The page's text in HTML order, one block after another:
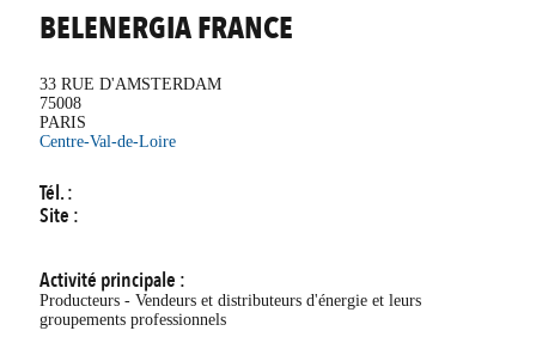
BELENERGIA FRANCE
33 RUE D'AMSTERDAM
75008
PARIS
Centre-Val-de-Loire
Tél. :
Site :
Activité principale :
Producteurs - Vendeurs et distributeurs d'énergie et leurs
groupements professionnels